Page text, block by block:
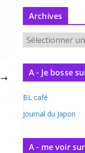
Archives
r
c
v
e
A - Je bosse
BL café
Journal du Japon
A - me voir